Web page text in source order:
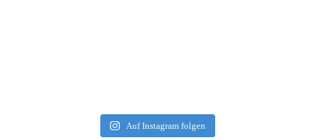
Auf Instagram folgen